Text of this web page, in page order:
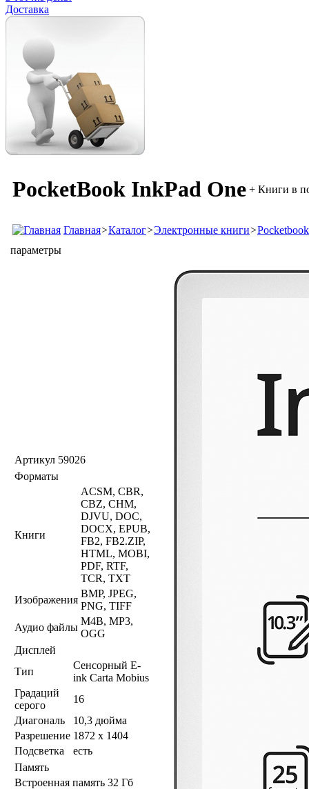
Доставка
PocketBook InkPad One + Книги в
Главная>Каталог>Электронные книги>Pocketbook
параметры
Артикул 59026
Форматы
Книги
ACSM, CBR,
CBZ, CHM,
DJVU, DOC,
DOCX, EPUB,
FB2, FB2.ZIP,
HTML, MOBI,
PDF, RTF,
TCR, TXT
Изображения
BMP, JPEG,
PNG, TIFF
Аудио файлы
M4B, MP3,
OGG
Дисплей
Тип
Сенсорный E-
ink Carta Mobius
Градаций
серого
16
Диагональ
10,3 дюйма
Разрешение 1872 х 1404
Подсветка
есть
Память
Встроенная память 32 Гб